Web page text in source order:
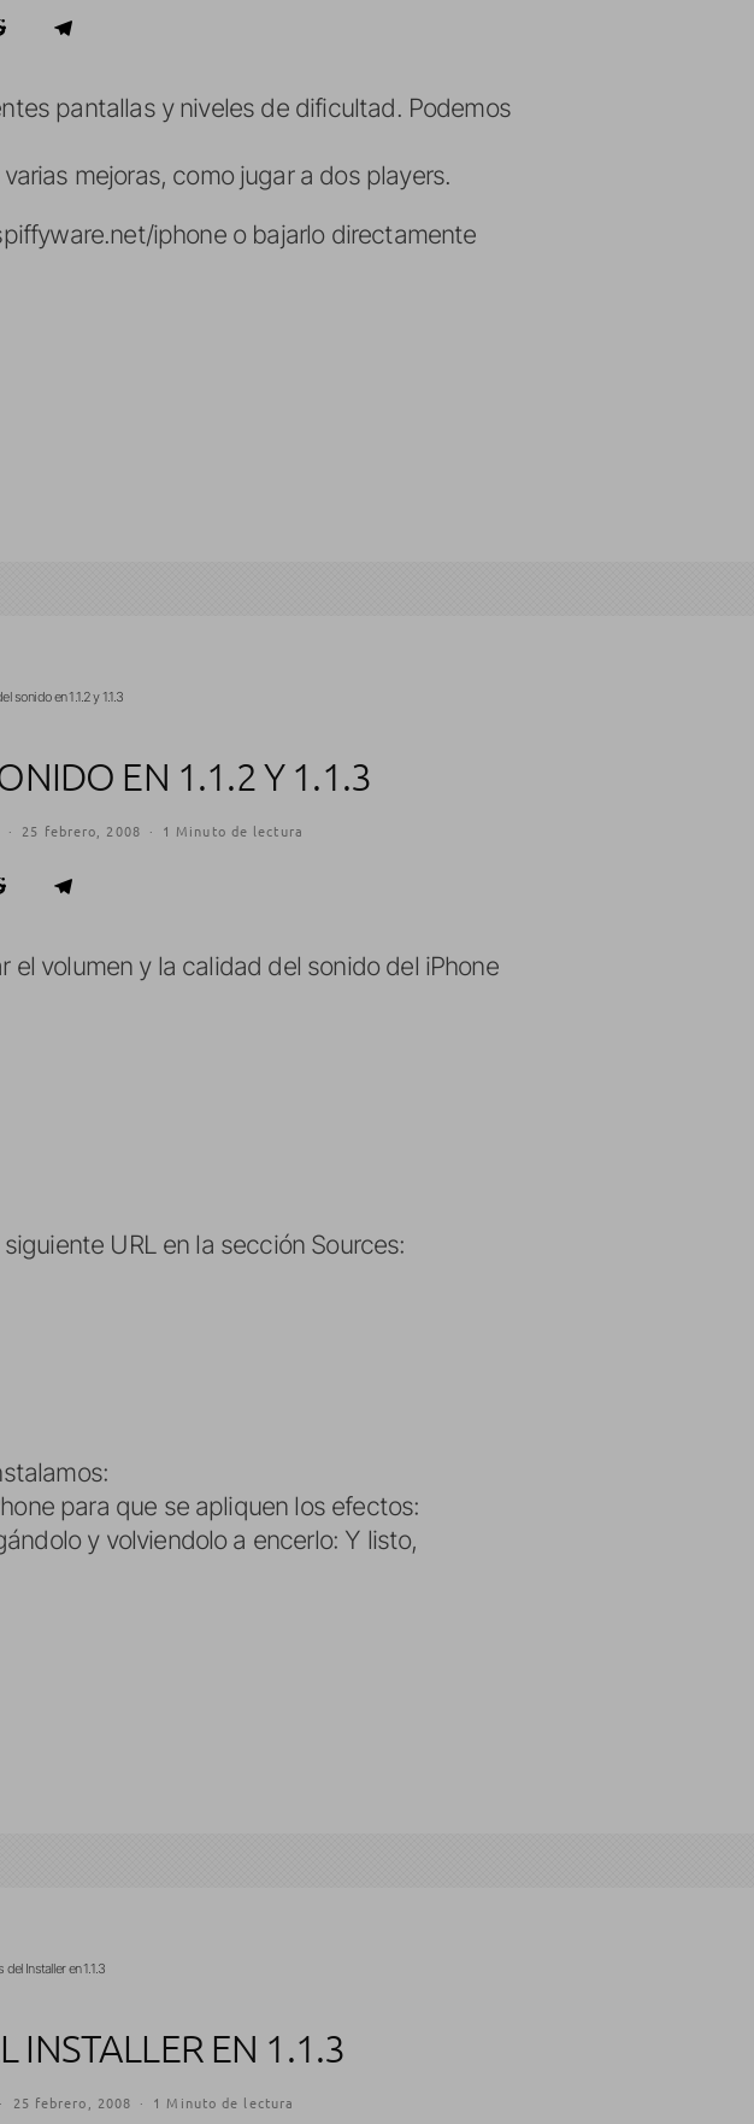
pantallas y niveles de dificultad. Podemos
mejoras, como jugar a dos players.
iphone o bajarlo directamente
sonido en 1.1.2 y 1.1.3
EN 1.1.2 Y 1.1.3
· 25 febrero, 2008 · 1 Minuto de lectura
el volumen y la calidad del sonido del iPhone
URL en la sección Sources:
para que se apliquen los efectos:
y volviendolo a encerlo: Y listo,
Installer en 1.1.3
INSTALLER EN 1.1.3
· 25 febrero, 2008 · 1 Minuto de lectura